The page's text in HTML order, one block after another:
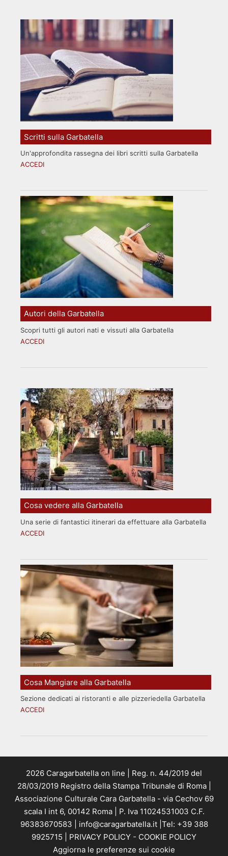
Scritti sulla Garbatella
Un'approfondita rassegna dei libri scritti sulla Garbatella
ACCEDI
Autori della Garbatella
Scopri tutti gli autori nati e vissuti alla Garbatella
ACCEDI
Cosa vedere alla Garbatella
Una serie di fantastici itinerari da effettuare alla Garbatella
ACCEDI
Cosa Mangiare alla Garbatella
Sezione dedicati ai ristoranti e alle pizzeriedella Garbatella
ACCEDI
2026 Caragarbatella on line | Reg. n. 44/2019 del
28/03/2019 Registro della Stampa Tribunale di Roma |
Associazione Culturale Cara Garbatella - via Cechov 69
scala I int 6, 00142 Roma | P. Iva 11024531003 C.F.
96383670583 | info@caragarbatella.it |Tel: +39 388
9925715 |
PRIVACY POLICY - COOKIE POLICY
Aggiorna le preferenze sui cookie